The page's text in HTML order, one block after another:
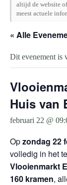
altijd de website
meest actuele
« Alle
Dit evenement is
Huis van
februari 22 @
Opzondag 22
volledig in het
Vlooienmarkt
160 kramen,